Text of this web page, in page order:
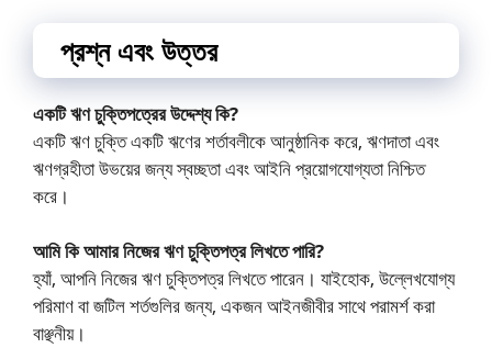
প্রশ্ন এবং উত্তর
একটি ঋণ চুক্তিপত্রের উদ্দেশ্য কি?
একটি ঋণ চুক্তি একটি ঋণের শর্তাবলীকে আনুষ্ঠানিক করে, ঋণদাতা এবং
ঋণগ্রহীতা উভয়ের জন্য স্বচ্ছতা এবং আইনি প্রয়োগযোগ্যতা নিশ্চিত
করে।
আমি কি আমার নিজের ঋণ চুক্তিপত্র লিখতে পারি?
হ্যাঁ, আপনি নিজের ঋণ চুক্তিপত্র লিখতে পারেন। যাইহোক, উল্লেখযোগ্য
পরিমাণ বা জটিল শর্তগুলির জন্য, একজন আইনজীবীর সাথে পরামর্শ করা
বাঞ্ছনীয়।